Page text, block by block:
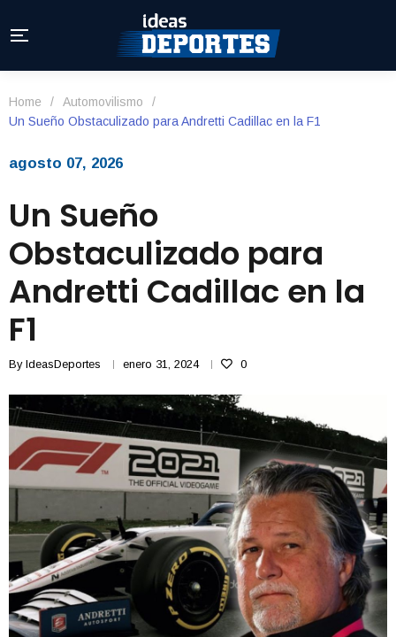
Home / Automovilismo
/
Un Sueño Obstaculizado para Andretti Cadillac en la F1
agosto 07, 2026
Un Sueño
Obstaculizado para
Andretti Cadillac en la
F1
By IdeasDeportes enero 31, 2024 0